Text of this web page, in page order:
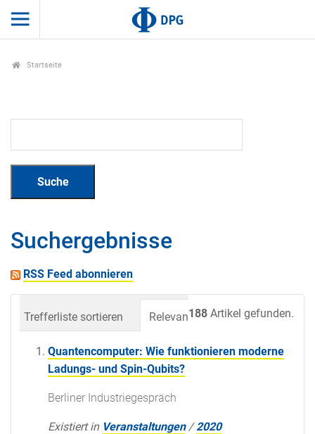
Startseite
Suchergebnisse
RSS Feed abonnieren
188 Artikel gefunden.
Trefferliste sortieren Relevanz Datum
Quantencomputer: Wie funktionieren moderne
Ladungs- und Spin-Qubits?
Berliner Industriegespräch
Existiert in Veranstaltungen /2020